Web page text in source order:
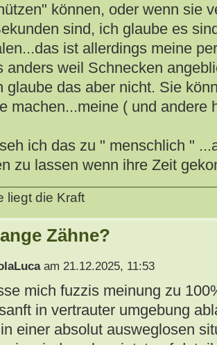
können, oder wenn sie
sind, ich glaube es
ist allerdings meine
anders weil Schnecken
glaube das aber nicht. Sie
machen...meine ( und andere
ich das zu " menschlich "
zu lassen wenn ihre Zeit
liegt die Kraft
Zähne?
am 21.12.2025, 11:53
mich fuzzis meinung zu
in vertrauter umgebung
einer absolut ausweglosen